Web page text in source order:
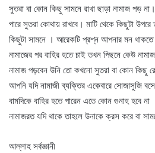
সুতরা বা কোন কিছু সামনে রাখা ছাড়া নামাজ পড়
পারে সুতরা কোথায় রাখবে। মাটি থেকে কিছুটা উপরে
কিছুটা সামনে । আরেকটি প্রশ্ন আপনার মন
নামাজের পর বাহির হতে চাই তখন পিছনে কেউ
নামাজ পড়বেন উনি তো কখনো সুতরা বা কোন কিছু
আপনি যদি নামাজী ব্যক্তির একেবারে সোজাসুজি
বামদিকে বাহির হতে পারেন এতে কোন গুনাহ হবে
নামাজরত যদি থাকে তাহলে উনাকে ক্রস করে বা
আল্লাহ সর্বজ্ঞানী